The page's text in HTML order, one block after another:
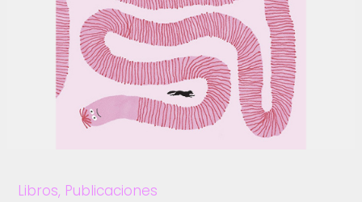
Libros, Publicaciones